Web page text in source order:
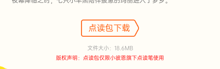
点读包下载
文件大小：18.6MB
版权声明：点读包仅限小彼恩旗下点读笔使用